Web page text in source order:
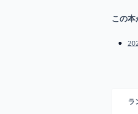
この
ラ